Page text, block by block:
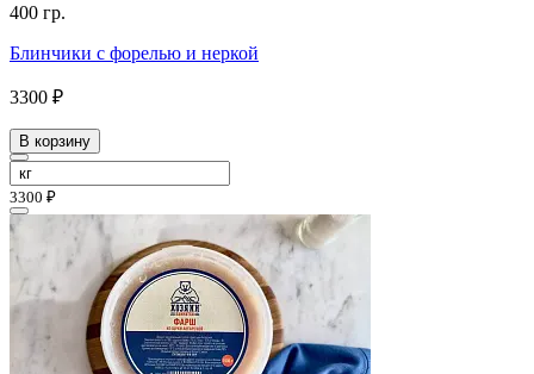
400 гр.
Блинчики с форелью и неркой
3300 ₽
В корзину
3300 ₽